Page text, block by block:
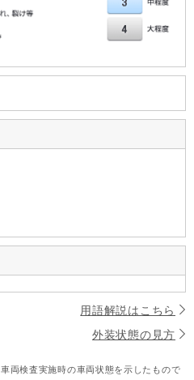
用語解説はこちら
外装状態の見方
両検査実施時の車両状態を示したもので